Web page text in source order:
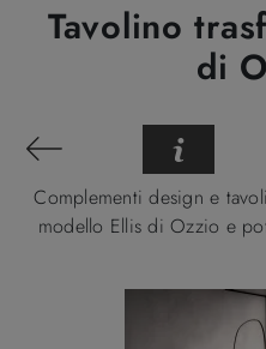
Tavolino
di
Complementi design e
modello Ellis di Ozzio e